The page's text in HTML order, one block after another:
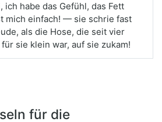
ich habe das Gefühl, das Fett
mich einfach! — sie schrie fast
als die Hose, die seit vier
sie klein war, auf sie zukam!
für die